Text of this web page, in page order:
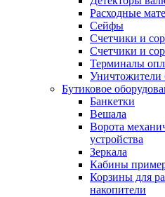
Расходные
Сейфы
Счетчики и
Счетчики и
Терминалы
Уничтожители
Бутиковое
Банкетки
Вешала
Ворота
устройства
Зеркала
Кабины
Корзины для
накопители